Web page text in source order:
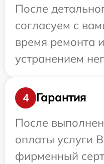
После
согласуем с
время ремонта
устранением
4
Гарантия
После
оплаты услуги
фирменный